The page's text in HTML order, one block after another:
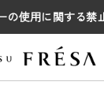
の使用に関する禁